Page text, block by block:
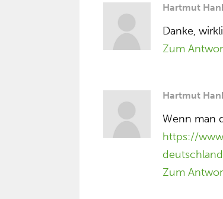
Hartmut
Danke,
Zum
Hartmut
Wenn man
https://
Zum